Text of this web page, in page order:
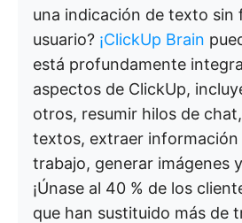
una indicación de texto sin
usuario? ¡ClickUp Brain
está profundamente
aspectos de ClickUp,
otros, resumir hilos de
textos, extraer
trabajo, generar imágenes
¡Únase al 40 % de los
que han sustituido más de